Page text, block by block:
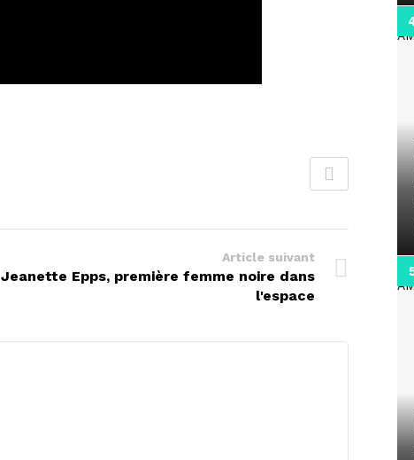
Article suivant
Jeanette Epps, première femme noire dans
l'espace